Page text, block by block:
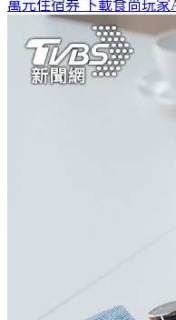
萬元住宿券 下載食尚玩家